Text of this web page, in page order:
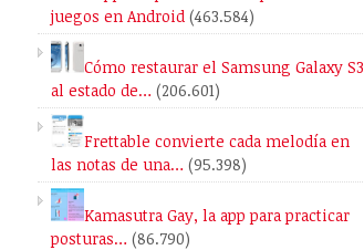
juegos en Android (463.584)
Cómo restaurar el Samsung Galaxy S3
al estado de… (206.601)
Frettable convierte cada melodía en
las notas de una… (95.398)
Kamasutra Gay, la app para practicar
posturas… (86.790)